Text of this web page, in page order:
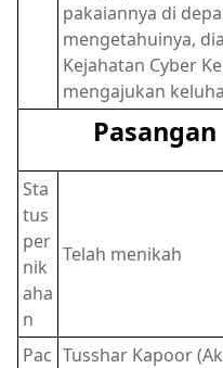
pakaiannya di
mengetahuinya,
Kejahatan Cyber
mengajukan
Sta
tus
per
nik
aha
n
Telah menikah
Pac Tusshar Kapoor